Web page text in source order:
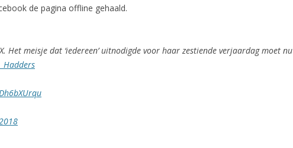
de pagina offline gehaald.
Het meisje dat ‘iedereen’ uitnodigde voor haar zestiende verjaardag moet nu